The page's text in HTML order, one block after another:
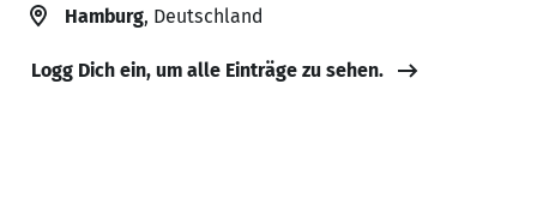
Hamburg, Deutschland
Logg Dich ein, um alle Einträge zu sehen.